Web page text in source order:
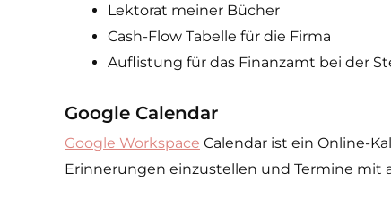
Lektorat meiner Bücher
Cash-Flow Tabelle für die Firma
Auflistung für das Finanzamt bei der
Google Calendar
Google Workspace Calendar ist ein Online-
Erinnerungen einzustellen und Termine mit